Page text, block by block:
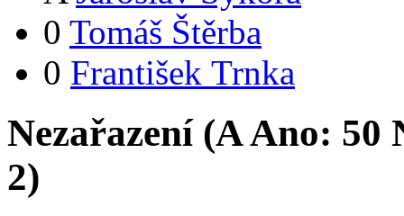
0 Tomáš Štěrba
0 František Trnka
Nezařazení (AAno: 50
2)